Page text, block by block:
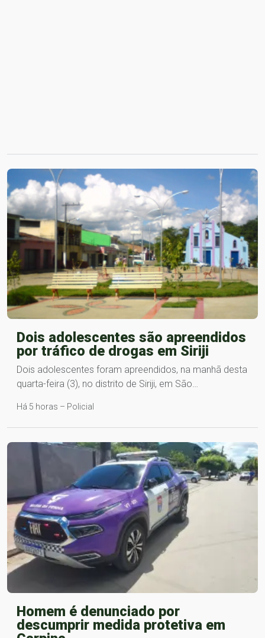
Dois adolescentes são apreendidos
por tráfico de drogas em Siriji
Dois adolescentes foram apreendidos, na manhã desta
quarta-feira (3), no distrito de Siriji, em São…
Há 5 horas – Policial
Homem é denunciado por
descumprir medida protetiva em